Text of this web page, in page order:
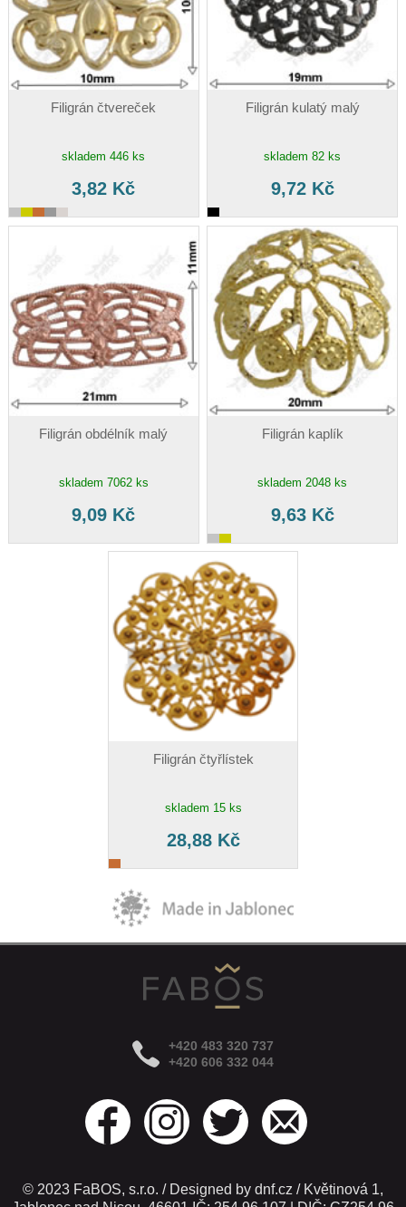
Filigrán čtvereček
skladem 446 ks
3,82 Kč
Filigrán kulatý malý
skladem 82 ks
9,72 Kč
Filigrán obdélník malý
skladem 7062 ks
9,09 Kč
Filigrán kaplík
skladem 2048 ks
9,63 Kč
Filigrán čtyřlístek
skladem 15 ks
28,88 Kč
+420 483 320 737
+420 606 332 044
© 2023 FaBOS, s.r.o. / Designed by dnf.cz / Květinová 1,